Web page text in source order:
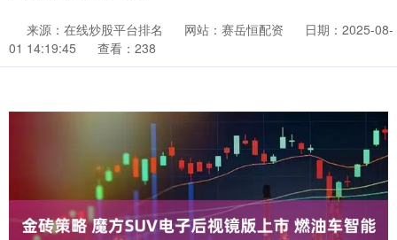
来源：在线炒股平台排名 网站：赛岳恒配资
日期：2025-08-
01 14:19:45
查看：238